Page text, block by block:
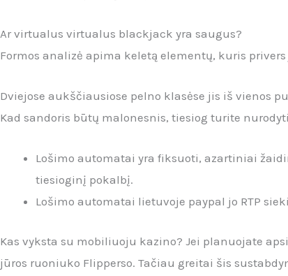
Ar virtualus virtualus blackjack yra saugus?
Formos analizė apima keletą elementų, kuris
Dviejose aukščiausiose pelno klasėse jis iš vienos
Kad sandoris būtų malonesnis, tiesiog turite
Lošimo automatai yra fiksuoti, azartiniai
tiesioginį pokalbį.
Lošimo automatai lietuvoje paypal jo RTP
Kas vyksta su mobiliuoju kazino? Jei planuojate
jūros ruoniuko Flipperso. Tačiau greitai šis